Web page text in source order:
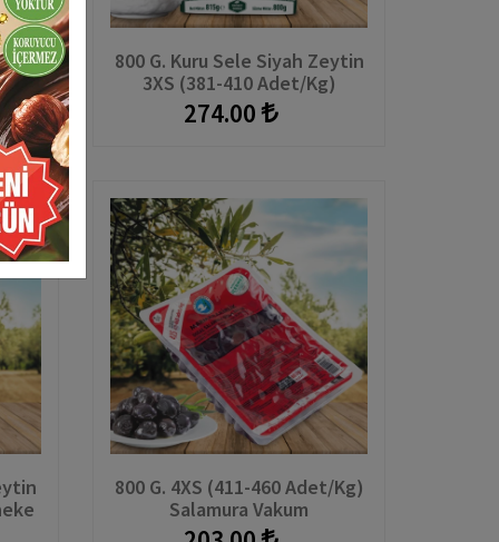
800 G. Kuru Sele Siyah Zeytin
3XS (381-410 Adet/kg)
Hazırkap
274.00
800 G. 4XS (411-460 Adet/kg)
Salamura Vakum